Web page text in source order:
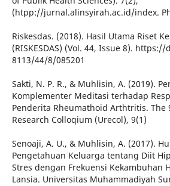
(htpp://jurnal.alinsyirah.ac.id/index.
Riskesdas. (2018). Hasil Utama Riset
(RISKESDAS) (Vol. 44, Issue 8).
8113/44/8/085201
Sakti, N. P. R., & Muhlisin, A. (2019).
Komplementer Meditasi terhadap
Penderita Rheumathoid Arthtritis. The
Research Colloqium (Urecol), 9(1)
Senoaji, A. U., & Muhlisin, A. (2017).
Pengetahuan Keluarga tentang Diit
Stres dengan Frekuensi Kekambuhan
Lansia. Universitas Muhammadiyah